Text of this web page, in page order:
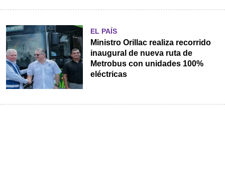
EL PAÍS
Ministro Orillac realiza recorrido
inaugural de nueva ruta de
Metrobus con unidades 100%
eléctricas